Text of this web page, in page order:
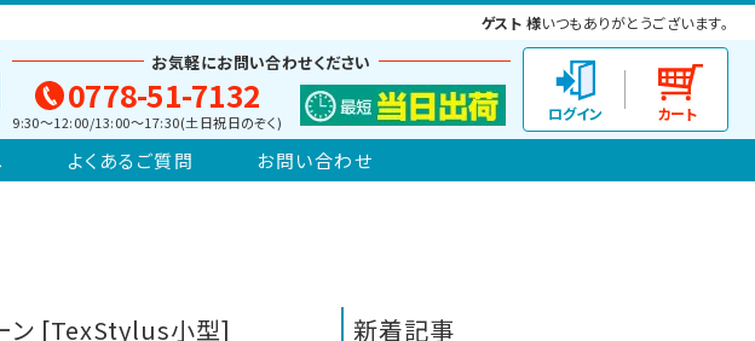
ゲスト 様いつもありがとうございます。
お気軽にお問い合わせください
0778-51-7132
9:30～12:00/13:00～17:30(土日祝日のぞく)
よくあるご質問 お問い合わせ
ン [TexStylus小型] 新着記事